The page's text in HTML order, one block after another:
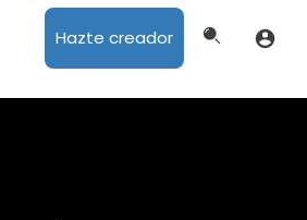
Hazte creador